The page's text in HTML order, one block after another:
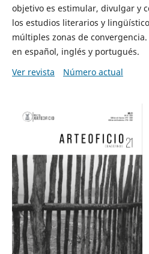
objetivo es estimular, divulgar y
los estudios literarios y
múltiples zonas de
en español, inglés y portugués.
Ver revista
Número actual